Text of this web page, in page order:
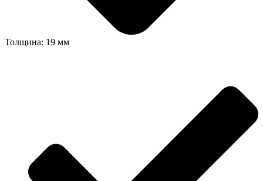
Толщина: 19 мм